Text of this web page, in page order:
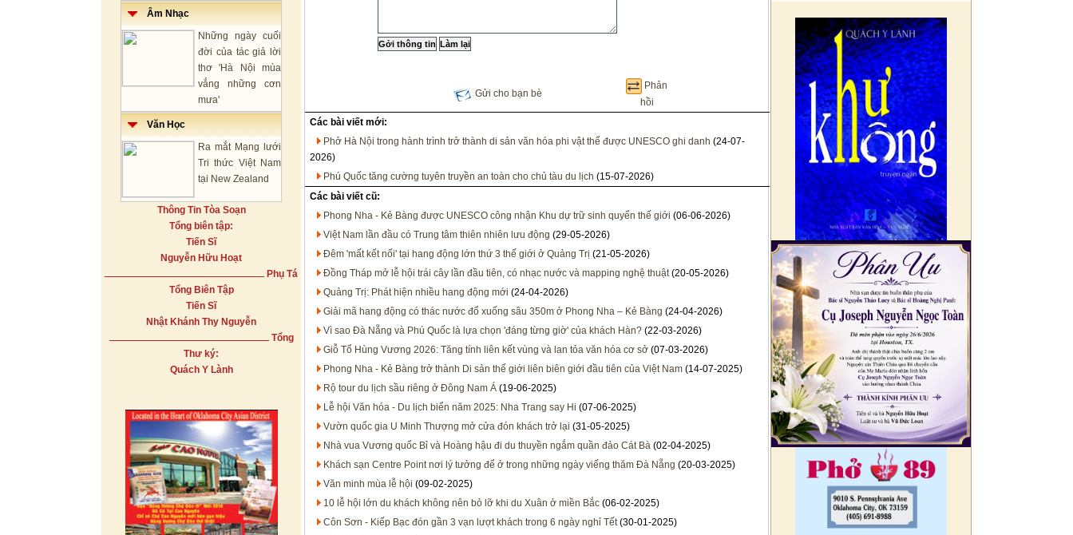
Âm Nhạc
Những ngày cuối
đời của tác giả lời
thơ 'Hà Nội mùa
vắng những cơn
mưa'
Văn Học
Ra mắt Mạng lưới
Tri thức Việt Nam
tại New Zealand
Thông Tin Tòa Soạn
Tổng biên tập:
Tiến Sĩ
Nguyễn Hữu Hoạt
Phụ Tá
Tổng Biên Tập
Tiến Sĩ
Nhật Khánh Thy Nguyễn
Tổng
Thư ký:
Quách Y Lành
Gửi cho bạn bè
Phản
hồi
Các bài viết mới:
Phở Hà Nội trong hành trình trở thành di sản văn hóa phi vật thể được UNESCO ghi danh (24-07-
2026)
Phú Quốc tăng cường tuyên truyền an toàn cho chủ tàu du lịch (15-07-2026)
Các bài viết cũ:
Phong Nha - Kẻ Bàng được UNESCO công nhận Khu dự trữ sinh quyển thế giới (06-06-2026)
Việt Nam lần đầu có Trung tâm thiên nhiên lưu động (29-05-2026)
Đêm 'mất kết nối' tại hang động lớn thứ 3 thế giới ở Quảng Trị (21-05-2026)
Đồng Tháp mở lễ hội trái cây lần đầu tiên, có nhạc nước và mapping nghệ thuật(20-05-2026)
Quảng Trị: Phát hiện nhiều hang động mới (24-04-2026)
Giải mã hang động có thác nước đổ xuống sâu 350m ở Phong Nha – Kẻ Bàng (24-04-2026)
Vì sao Đà Nẵng và Phú Quốc là lựa chọn 'đáng từng giờ' của khách Hàn? (22-03-2026)
Giỗ Tổ Hùng Vương 2026: Tăng tính liên kết vùng và lan tỏa văn hóa cơ sở (07-03-2026)
Phong Nha - Kẻ Bàng trở thành Di sản thế giới liên biên giới đầu tiên của Việt Nam (14-07-2025)
Rộ tour du lịch sầu riêng ở Đông Nam Á (19-06-2025)
Lễ hội Văn hóa - Du lịch biển năm 2025: Nha Trang say Hi (07-06-2025)
Vườn quốc gia U Minh Thượng mở cửa đón khách trở lại (31-05-2025)
Nhà vua Vương quốc Bỉ và Hoàng hậu đi du thuyền ngắm quần đảo Cát Bà (02-04-2025)
Khách sạn Centre Point nơi lý tưởng để ở trong những ngày viếng thăm Đà Nẵng (20-03-2025)
Văn minh mùa lễ hội (09-02-2025)
10 lễ hội lớn du khách không nên bỏ lỡ khi du Xuân ở miền Bắc (06-02-2025)
Côn Sơn - Kiếp Bạc đón gần 3 vạn lượt khách trong 6 ngày nghỉ Tết(30-01-2025)